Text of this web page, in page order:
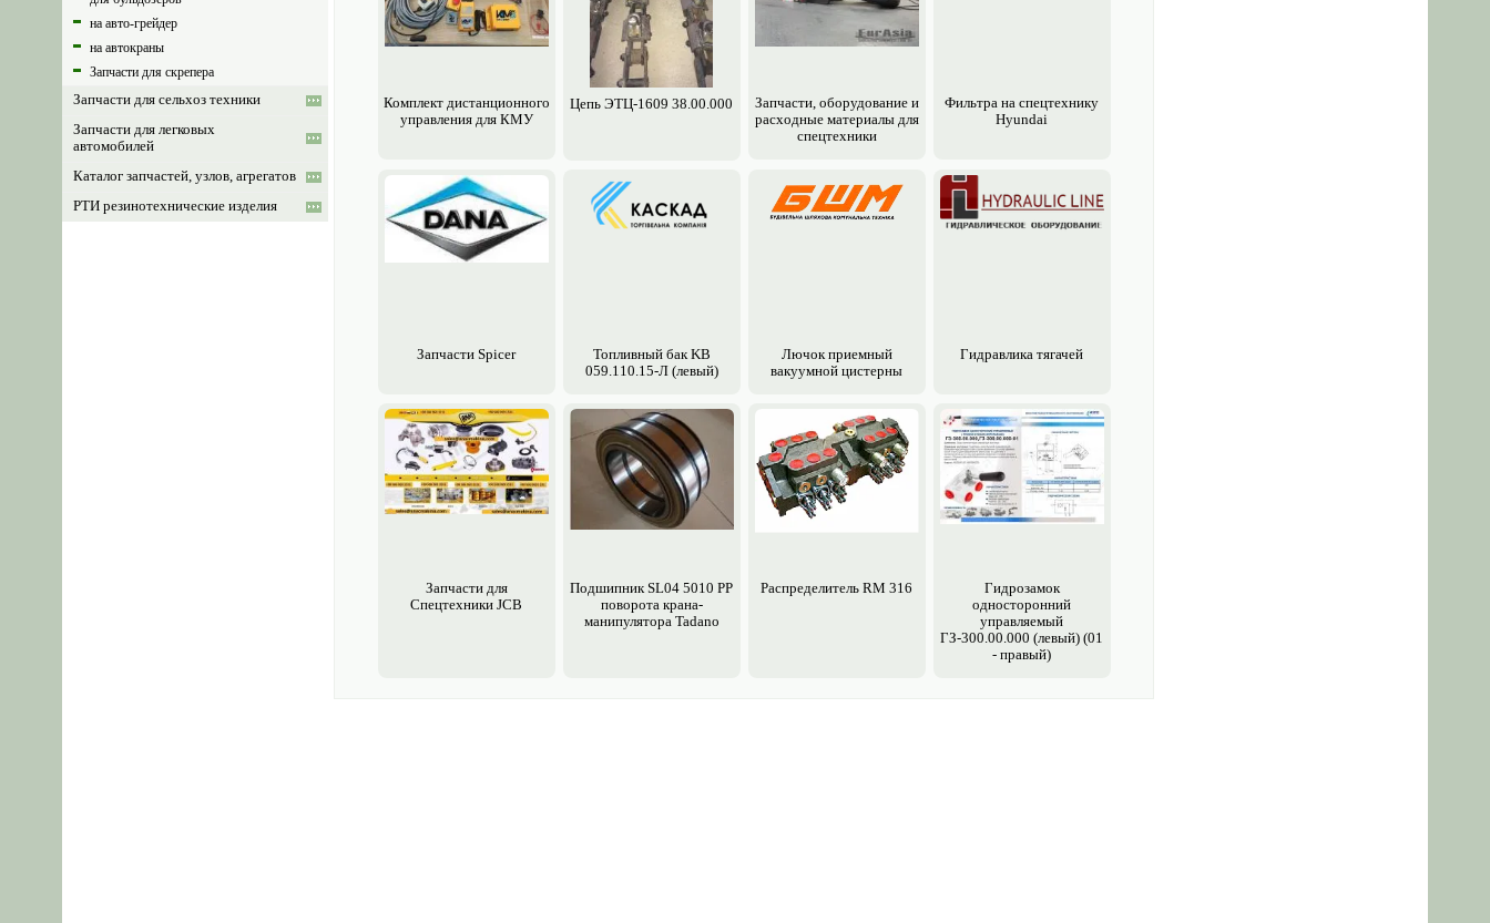
на авто-грейдер
на автокраны
Запчасти для скрепера
Запчасти для сельхоз техники
Запчасти для легковых
автомобилей
Каталог запчастей, узлов, агрегатов
РТИ резинотехнические изделия
Комплект дистанционного
управления для КМУ
Цепь ЭТЦ-1609 38.00.000
Запчасти, обору­дование и
расходные материалы для
спецтехники
Фильтра на спецтехнику
Hyundai
Запчасти Spicer
Топливный бак KВ
059.110.15-Л (левый)
Лючок приемный
вакуумной цистерны
Гидравлика тягачей
Запчасти для
Спецтехники JCB
Подшипник SL04 5010 PP
поворота крана-
манипулятора Tadano
Распределитель RM 316
Гидрозамок
односторонний
управляемый
ГЗ-300.00.000 (левый) (01
- правый)